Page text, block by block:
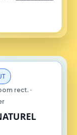
rect. ·